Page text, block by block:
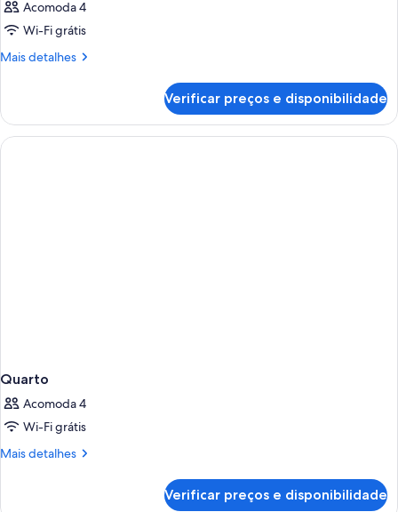
Acomoda 4
Wi-Fi grátis
Mais detalhes
Mais
Verificar preços e disponibilidade
Quarto
Acomoda 4
Wi-Fi grátis
Mais detalhes
Mais
Verificar preços e disponibilidade